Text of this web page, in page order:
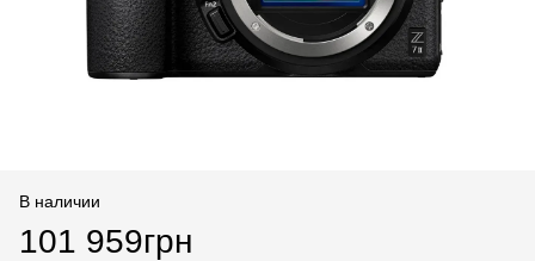
В наличии
101 959грн